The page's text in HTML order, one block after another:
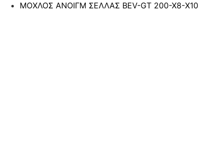
ΜΟΧΛΟΣ ΑΝΟΙΓΜ ΣΕΛΛΑΣ BEV-GT 200-X8-Χ10